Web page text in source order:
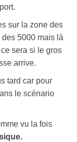
sur la zone des
5000 mais là
sera si le gros
arrive.
tard car pour
le scénario
vu la fois